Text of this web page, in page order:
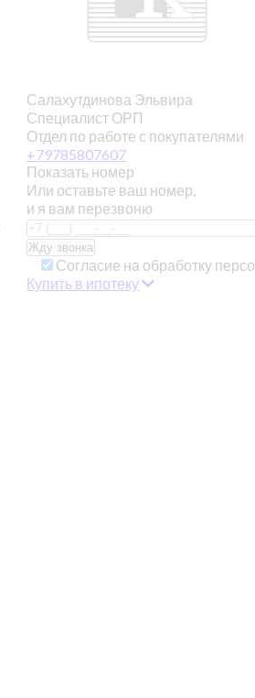
Салахутдинова Эльвира
Специалист ОРП
Отдел по работе с покупателями
+79785807607
Показать номер
Или оставьте ваш номер,
и я вам перезвоню
Согласие на обработку
Купить в ипотеку